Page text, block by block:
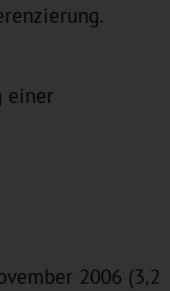
einer
2006 (3,2